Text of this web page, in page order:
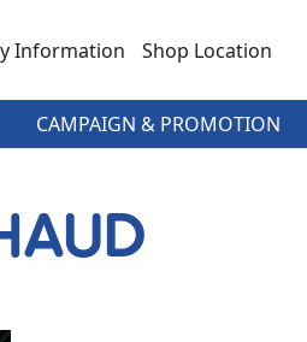
Information Shop Location
CAMPAIGN & PROMOTION